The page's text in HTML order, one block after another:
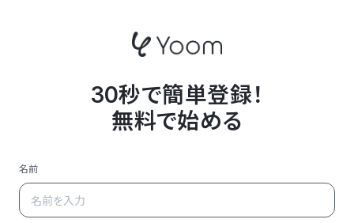
30秒で簡単登録！
無料で始める
名前